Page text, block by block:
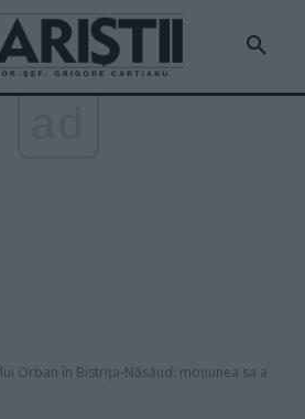
Orban în Bistrița-Năsăud: moțiunea sa a